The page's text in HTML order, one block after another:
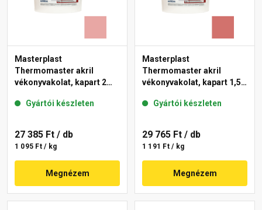
Masterplast
Thermomaster akril
vékonyvakolat, kapart 2
Gyártói készleten
27 385 Ft / db
1 095 Ft / kg
Megnézem
Masterplast
Thermomaster akril
vékonyvakolat, kapart 1,5
Gyártói készleten
29 765 Ft / db
1 191 Ft / kg
Megnézem